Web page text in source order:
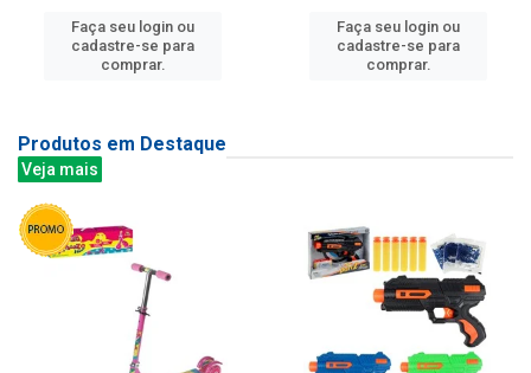
Faça seu login ou
cadastre-se para
comprar.
Faça seu login ou
cadastre-se para
comprar.
Produtos em Destaque
Veja mais